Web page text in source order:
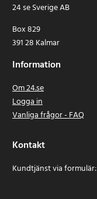
24 se Sverige AB
Box 829
391 28 Kalmar
Information
Om 24.se
Logga in
Vanliga frågor - FAQ
Kontakt
Kundtjänst via formulär: